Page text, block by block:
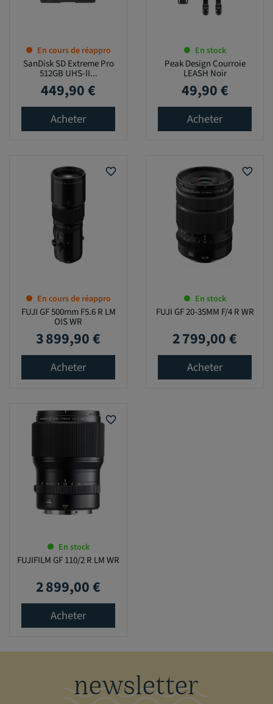
En cours de réappro
SanDisk SD Extreme Pro
512GB UHS-II...
Prix
449,90 €
Acheter
En stock
Peak Design Courroie
LEASH Noir
Prix
49,90 €
Acheter
favorite_border
En cours de réappro
FUJI GF 500mm F5.6 R LM
OIS WR
Prix
3 899,90 €
Acheter
favorite_border
En stock
FUJI GF 20-35MM F/4 R WR
Prix
2 799,00 €
Acheter
favorite_border
En stock
FUJIFILM GF 110/2 R LM WR
Prix
2 899,00 €
Acheter
newsletter